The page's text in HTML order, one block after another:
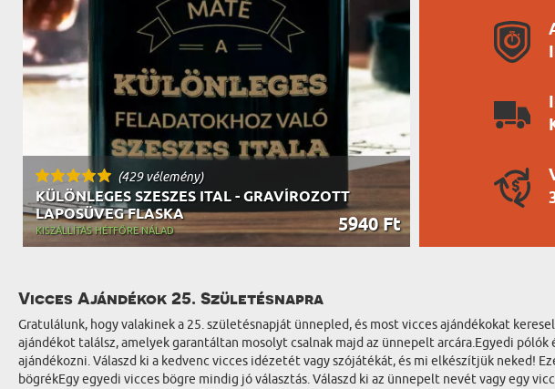
(429 vélemény)
KÜLÖNLEGES SZESZES ITAL - GRAVÍROZOTT
LAPOSÜVEG FLASKA
5940 Ft
KISZÁLLÍTÁS HÉTFŐRE NÁLAD
Vicces Ajándékok 25. Születésnapra
Gratulálunk, hogy valakinek a 25. születésnapját ünnepled, és most vicces ajándékokat
ajándékot találsz, amelyek garantáltan mosolyt csalnak majd az ünnepelt arcára.Egyedi
ajándékozni. Válaszd ki a kedvenc vicces idézetét vagy szójátékát, és mi elkészítjük neked!
bögrékEgy egyedi vicces bögre mindig jó választás. Válaszd ki az ünnepelt nevét vagy egy